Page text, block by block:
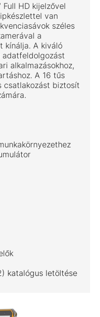
HD kijelzővel
van
széles
a
kínálja. A kiváló
adatfeldolgozást
alkalmazásokhoz,
A 16 tűs
csatlakozást biztosít
katalógus letöltése